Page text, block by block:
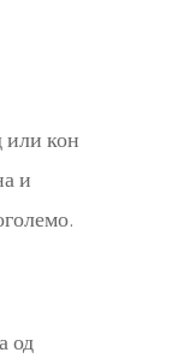
или кон
и
од